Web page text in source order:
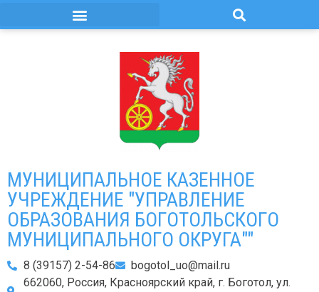
МУНИЦИПАЛЬНОЕ КАЗЕННОЕ
УЧРЕЖДЕНИЕ "УПРАВЛЕНИЕ
ОБРАЗОВАНИЯ БОГОТОЛЬСКОГО
МУНИЦИПАЛЬНОГО ОКРУГА""
8 (39157) 2-54-86
bogotol_uo@mail.ru
662060, Россия, Красноярский край, г. Боготол, ул.